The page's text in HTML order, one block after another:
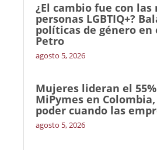
¿El cambio fue con las
personas LGBTIQ+?
políticas de género en
Petro
agosto 5, 2026
Mujeres lideran el
MiPymes en
poder cuando las
agosto 5, 2026